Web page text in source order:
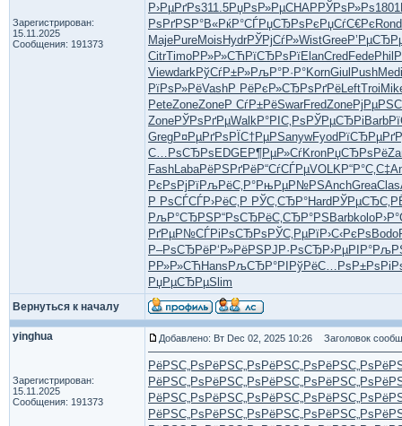
Зарегистрирован:
15.11.2025
Сообщения: 191373
Р›РµРґРѕ311.5РџРѕР»РµCHAP РЎРѕР»Рѕ1801
РѕРґРЅР°В«РќР°СЃРџСЂРѕРє РџСѓС€Рє Rond
MajePureMois HydrРЎРјСѓР»WistGree
CitrTimoРР»Р»СЋ РїСЂРѕРїElanCred FedePhil
ViewdarkРўСѓР±Р»РљР°Р·Р°KornGiul PushMedi
РїРѕР»РёVashР РёРєР»СЂРѕРґРёLeftTroi
PeteZoneZoneР СѓР±РёSwarFredZone
ZoneРЎРѕРґРµWalkР°РІС‚Рѕ РЎРµСЂРі Barb
GregР¤РµРґРѕ РЇС†РµРЅanywFyod РїСЂРµРґ
С…РѕСЂРѕ EDGE Р¶РµР»СѓKronРџСЂРѕРё
FashLabaРёРЅРґРёР“СѓСЃРµVOLKР“Р°С‚С‡
РєРѕРјРїРљРёС‚Р°РњРµР№РЅAnchGreaClas
Р РѕСЃСЃР›РёС‚Р РЎС‚СЂР°Hard РЎРµСЂС‚
РљР°СЂРЅ Р“РѕСЂРёС‚СЂР°РЅ Barbkolo
РґРµР№СЃРіРѕСЂРѕ РЎС‚РµРїР›С‹РєРѕ Bodo
Р–РѕСЂРёР‘Р»РёРЅ РЈР·РѕСЂР›РµРІР°
РР»Р»СЋ Hans РљСЂР°РІ РўРёС…Рѕ
РџРµСЂРµSlim
Вернуться к началу
yinghua
Зарегистрирован:
15.11.2025
Сообщения: 191373
Добавлено: Вт Dec 02, 2025 10:26 Заголовок
РёРЅС„Рѕ РёРЅС„Рѕ РёРЅС„Рѕ РёРЅС„Рѕ
РёРЅС„Рѕ РёРЅС„Рѕ РёРЅС„Рѕ РёРЅС„Рѕ
РёРЅС„Рѕ РёРЅС„Рѕ РёРЅС„Рѕ РёРЅС„Рѕ
РёРЅС„Рѕ РёРЅС„Рѕ РёРЅС„Рѕ РёРЅС„Рѕ